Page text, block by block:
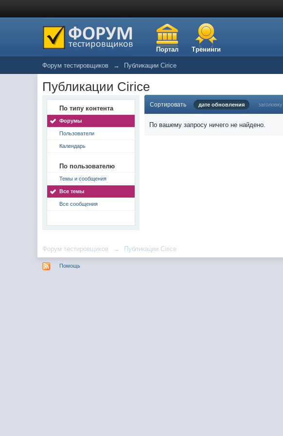
Портал Тренинги
Форум тестировщиков → Публикации Cirice
Публикации Cirice
По типу контента
Форумы
Пользователи
Календарь
По пользователю
Темы и сообщения
Все темы
Все сообщения
Сортировать дате обновления заголовку
По вашему запросу ничего не найдено.
Форум тестировщиков → Публикации Cirice
Помощь